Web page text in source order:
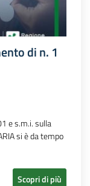
di n. 1
e s.m.i. sulla
si è da tempo
Scopri di più